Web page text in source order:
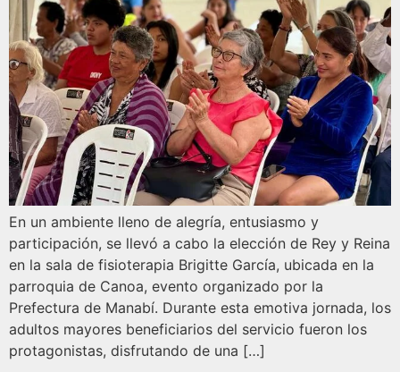
En un ambiente lleno de alegría, entusiasmo y
participación, se llevó a cabo la elección de Rey y Reina
en la sala de fisioterapia Brigitte García, ubicada en la
parroquia de Canoa, evento organizado por la
Prefectura de Manabí. Durante esta emotiva jornada, los
adultos mayores beneficiarios del servicio fueron los
protagonistas, disfrutando de una […]